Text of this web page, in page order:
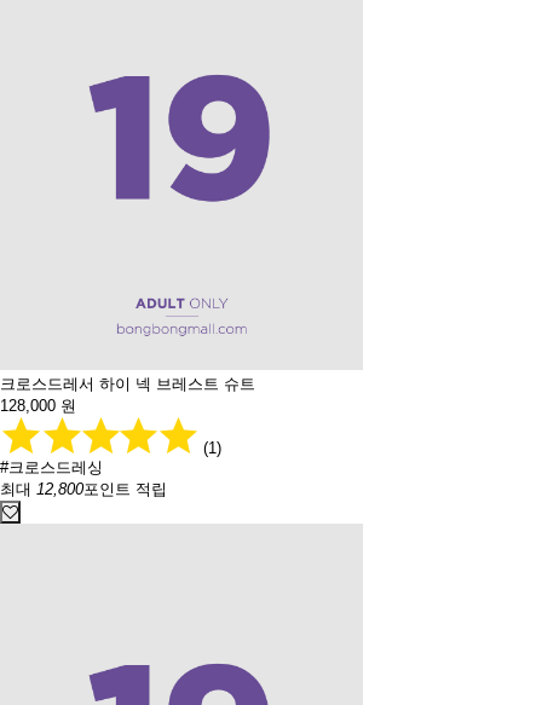
크로스드레서 하이 넥 브레스트 슈트
128,000 원
(1)
#크로스드레싱
최대 12,800포인트 적립